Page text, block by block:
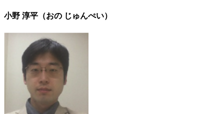
小野 淳平（おの じゅんぺい）